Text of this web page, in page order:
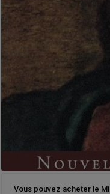
Vous pouvez acheter le